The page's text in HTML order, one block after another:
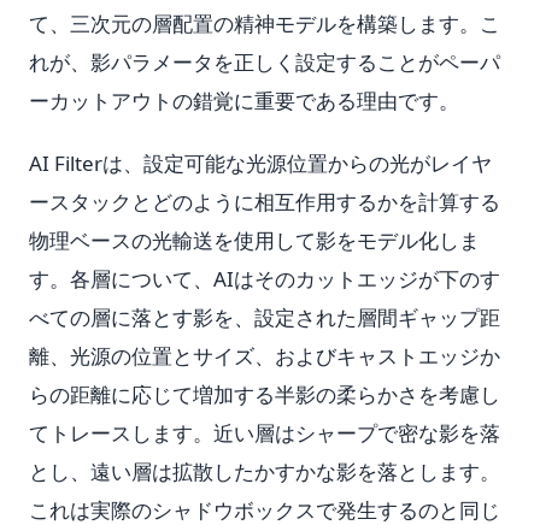
て、三次元の層配置の精神モデルを構築します。こ
れが、影パラメータを正しく設定することがペーパ
ーカットアウトの錯覚に重要である理由です。
AI Filterは、設定可能な光源位置からの光がレイヤ
ースタックとどのように相互作用するかを計算する
物理ベースの光輸送を使用して影をモデル化しま
す。各層について、AIはそのカットエッジが下のす
べての層に落とす影を、設定された層間ギャップ距
離、光源の位置とサイズ、およびキャストエッジか
らの距離に応じて増加する半影の柔らかさを考慮し
てトレースします。近い層はシャープで密な影を落
とし、遠い層は拡散したかすかな影を落とします。
これは実際のシャドウボックスで発生するのと同じ